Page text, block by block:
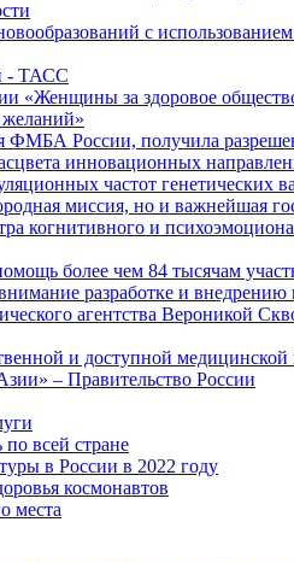
с
- ТАСС
«Женщины за здоровое
ФМБА России, получила
инновационных
частот генетических
миссия, но и важнейшая
и
более чем 84 тысячам
разработке и внедрению
агентства Вероникой
и доступной
– Правительство России
всей стране
в России в 2022 году
космонавтов
места